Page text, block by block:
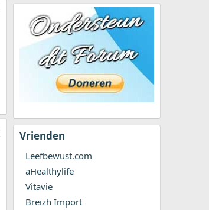
Vrienden
Leefbewust.com
aHealthylife
Vitavie
Breizh Import